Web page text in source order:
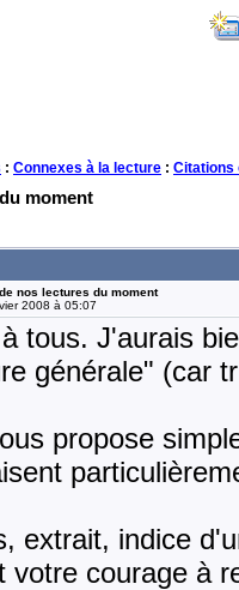
: Connexes à la lecture : Citations
moment
nos lectures du moment
2008 à 05:07
tous. J'aurais
générale" (car
propose
extrait, indice
votre courage à